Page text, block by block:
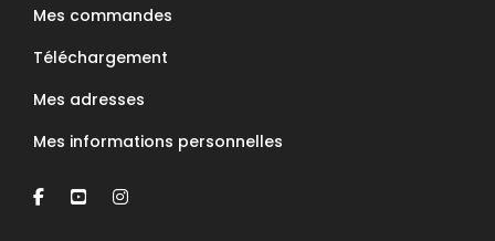
Mes commandes
Téléchargement
Mes adresses
Mes informations personnelles